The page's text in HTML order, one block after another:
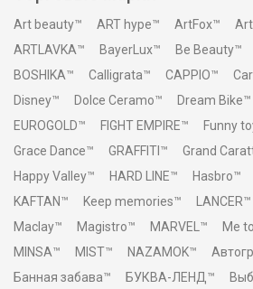
Art beauty™ ART hype™ ArtFox™
ARTLAVKA™
BayerLux™ Be Beauty™
BOSHIKA™
Calligrata™ CAPPIO™
Disney™
Dolce Ceramo™ Dream Bike™
EUROGOLD™
FIGHT EMPIRE™ Funny
Grace Dance™
GRAFFITI™ Grand
Happy Valley™
HARD LINE™ Hasbro™
KAFTAN™
Keep memories™ LANCER™
Maclay™
Magistro™ MARVEL™ Me
MINSA™
MIST™ NAZAMOK™
Банная забава™
БУКВА-ЛЕНД™